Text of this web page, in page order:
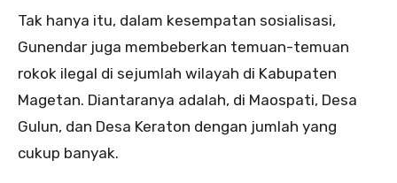
Tak hanya itu, dalam kesempatan sosialisasi,
Gunendar juga membeberkan temuan-temuan
rokok ilegal di sejumlah wilayah di Kabupaten
Magetan. Diantaranya adalah, di Maospati, Desa
Gulun, dan Desa Keraton dengan jumlah yang
cukup banyak.